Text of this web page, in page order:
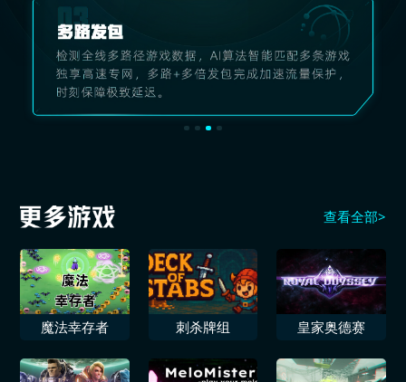
查看全部>
魔法幸存者 刺杀牌组 皇家奥德赛